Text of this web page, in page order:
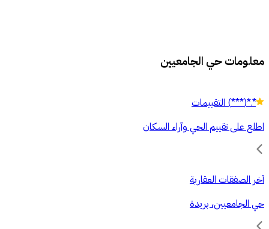
معلومات حي الجامعيين
*.*
(
***
) التقييمات
اطلع على تقييم الحي وآراء السكان
آخر الصفقات العقارية
حي الجامعيين، بريدة